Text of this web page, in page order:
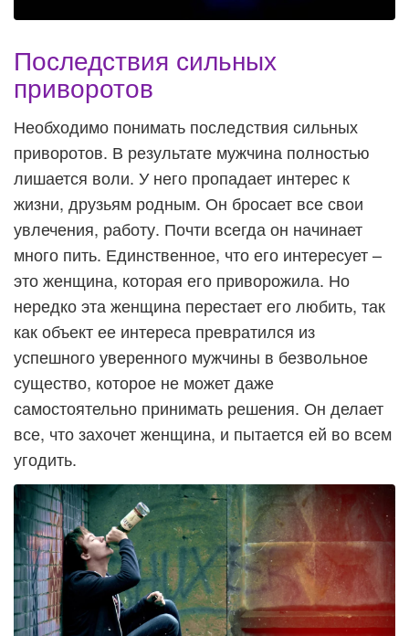
Последствия сильных
приворотов
Необходимо понимать последствия сильных
приворотов. В результате мужчина полностью
лишается воли. У него пропадает интерес к
жизни, друзьям родным. Он бросает все свои
увлечения, работу. Почти всегда он начинает
много пить. Единственное, что его интересует –
это женщина, которая его приворожила. Но
нередко эта женщина перестает его любить, так
как объект ее интереса превратился из
успешного уверенного мужчины в безвольное
существо, которое не может даже
самостоятельно принимать решения. Он делает
все, что захочет женщина, и пытается ей во всем
угодить.